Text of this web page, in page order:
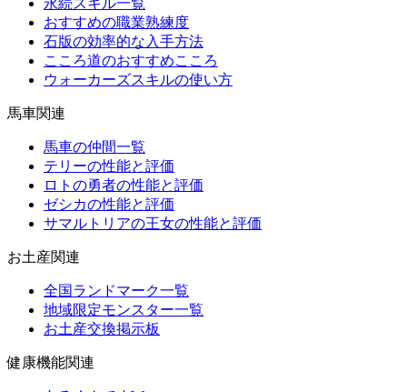
永続スキル一覧
おすすめの職業熟練度
石版の効率的な入手方法
こころ道のおすすめこころ
ウォーカーズスキルの使い方
馬車関連
馬車の仲間一覧
テリーの性能と評価
ロトの勇者の性能と評価
ゼシカの性能と評価
サマルトリアの王女の性能と評価
お土産関連
全国ランドマーク一覧
地域限定モンスター一覧
お土産交換掲示板
健康機能関連